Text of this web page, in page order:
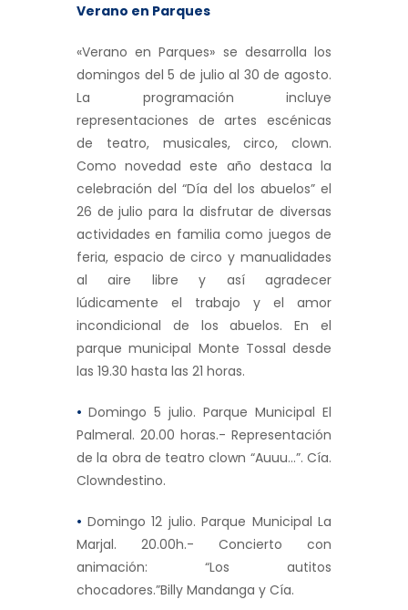
Verano en Parques
«Verano en Parques» se desarrolla los
domingos del 5 de julio al 30 de agosto.
La programación incluye
representaciones de artes escénicas
de teatro, musicales, circo, clown.
Como novedad este año destaca la
celebración del “Día del los abuelos” el
26 de julio para la disfrutar de diversas
actividades en familia como juegos de
feria, espacio de circo y manualidades
al aire libre y así agradecer
lúdicamente el trabajo y el amor
incondicional de los abuelos. En el
parque municipal Monte Tossal desde
las 19.30 hasta las 21 horas.
• Domingo 5 julio. Parque Municipal El
Palmeral. 20.00 horas.- Representación
de la obra de teatro clown “Auuu…”. Cía.
Clowndestino.
• Domingo 12 julio. Parque Municipal La
Marjal. 20.00h.- Concierto con
animación: “Los autitos
chocadores.”Billy Mandanga y Cía.